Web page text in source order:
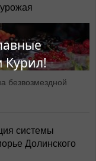
Курил!
безвозмездной
системы
Долинского